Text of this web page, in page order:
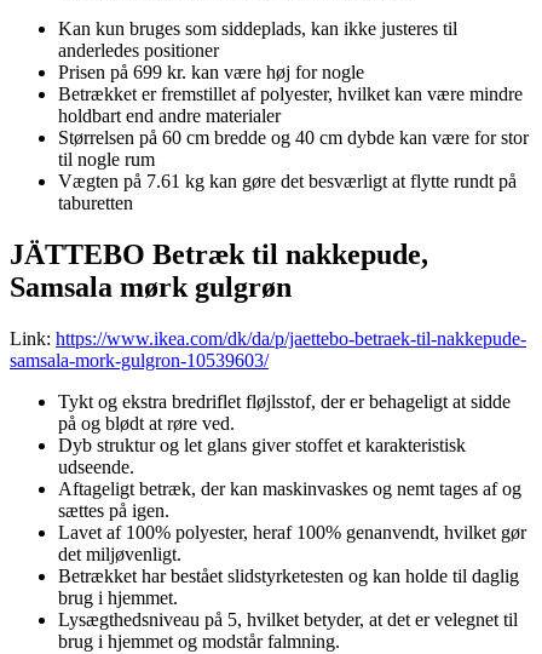
Kan kun bruges som siddeplads, kan ikke justeres til
anderledes positioner
Prisen på 699 kr. kan være høj for nogle
Betrækket er fremstillet af polyester, hvilket kan være mindre
holdbart end andre materialer
Størrelsen på 60 cm bredde og 40 cm dybde kan være for stor
til nogle rum
Vægten på 7.61 kg kan gøre det besværligt at flytte rundt på
taburetten
JÄTTEBO Betræk til nakkepude,
Samsala mørk gulgrøn
Link: https://www.ikea.com/dk/da/p/jaettebo-betraek-til-nakkepude-
samsala-mork-gulgron-10539603/
Tykt og ekstra bredriflet fløjlsstof, der er behageligt at sidde
på og blødt at røre ved.
Dyb struktur og let glans giver stoffet et karakteristisk
udseende.
Aftageligt betræk, der kan maskinvaskes og nemt tages af og
sættes på igen.
Lavet af 100% polyester, heraf 100% genanvendt, hvilket gør
det miljøvenligt.
Betrækket har bestået slidstyrketesten og kan holde til daglig
brug i hjemmet.
Lysægthedsniveau på 5, hvilket betyder, at det er velegnet til
brug i hjemmet og modstår falmning.